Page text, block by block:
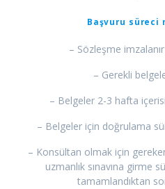
Başvuru süreci
– Sözleşme
– Gerekli
– Belgeler 2-3 hafta
– Belgeler için doğrulama
– Konsültan olmak için
uzmanlık sınavına girme
tamamlandıktan